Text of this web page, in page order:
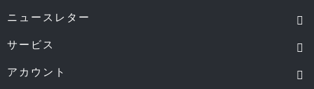
ニュースレター
サービス
アカウント